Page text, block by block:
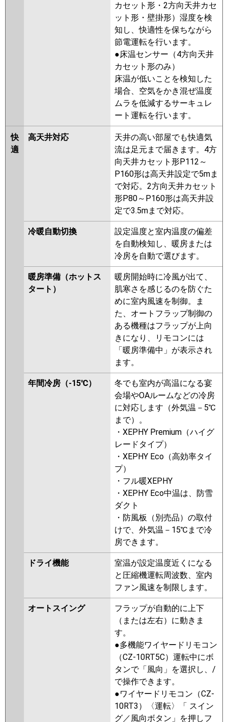
PA-P80T7KNC PA-P80T7KNCX
PA-P80T7KC PA-P80T7HNC PA-
P80T7HNCX PA-P80T7HC
RPHA08031MUB RPSA08033MUB
RCHA08041MUB RCEA08041MUB
RCSA08043MUB RPHA08031MU
RPSA08033MU RCHA08041MU
RCHA08041XU RCEA08041MU
RCEA08041XU RCSA08043MU
RCSA08043XU RPHA08031M
RPSA08033M RCEA08031M
RCEA08031X RPSA08023M
RPHA08021M RCHA08031M
RCHA08031X APSA08057M
APEA08057M APHA08054M-R
ACHA08084X-R ACHA08084M
ACHA08084M-R ACHA08084X
ACEA08037M ACEA08037X
RCSA08033M RCSA08033X
ACEA08087X ACEA08087M
ACSA08087M ACSA08087X
PCZ-HRMP80K5 PCZ-
HRMP80KL5 PCZ-ERMP80KL5
PCZ-ERMP80K5 PCZ-HRMP80K4
PCZ-HRMP80KL4 PCZ-
ERMP80KL4 PCZ-ERMP80K4
PCZ-HRMP80K3 PCZ-
HRMP80KL3 PCZ-ERMP80K3
PCZ-ERMP80KL3 PCZ-
HRMP80H2 PCZ-HRMP80K2
PCZ-HRMP80KL2 PCZ-
ERMP80H2 PCZ-ERMP80K2
PCZ-ERMP80KL2
PCZ-
HRMP80HZ PCZ-HRMP80KZ
PCZ-HRMP80KLZ
PCZ-
ERMP80HZ PCZ-ERMP80KZ
PCZ-ERMP80KLZ
PCZ-
PCZ-HRMP80KLY
PCZ-HRMP80KY PCZ-ERMP80HY
PCZ-ERMP80KLY
PCZ-ERMP80KY
PCZ-HRMP80HV PCZ-HRMP80KV
PCZ-HRMP80KLV
PCZ-
ERMP80HV
PCZ-ERMP80KV
PCZ-ERMP80KLV
PCZ-
ERMP80KR PCZ-ERMP80KLR
RPC-GP80RHN4 RPC-GP80RSH9
RPC-GP80RHN3 RPC-GP80RSH8
RPC-GP80RHN2 RPC-GP80RSH7
RPCK-GP80RHN1 RPC-GP80RHN1
RPCK-GP80RSH5 RPC-GP80RSH6
RPCK-GP80RSH4 RPC-GP80RSH5
RPCK-GP80RHN RPC-GP80RHN
RPCK-GP80RSH3
RPCK-AP80HN6 RPC-AP80HN11
RPCK-GP80RSH2 RPC-GP80RSH3
RPC-GP80RSH2
FDEV805HB5SA FDEK805H5SA
FDESV805H4B
FDEV805H5SA
FDEK805H5S FDEV805H5S
カセット形・2方向天井カセ
ット形・壁掛形）湿度を検
知し、快適性を保ちながら
節電運転を行います。
●床温センサー（4方向天井
カセット形のみ）
床温が低いことを検知した
場合、空気をかき混ぜ温度
ムラを低減するサーキュレ
ート運転を行います。
快
適
高天井対応
天井の高い部屋でも快適気
流は足元まで届きます。4方
向天井カセット形P112～
P160形は高天井設定で5mま
で対応。2方向天井カセット
形P80～P160形は高天井設
定で3.5mまで対応。
冷暖自動切換
設定温度と室内温度の偏差
を自動検知し、暖房または
冷房を自動で選びます。
暖房準備（ホットス
タート）
暖房開始時に冷風が出て、
肌寒さを感じるのを防ぐた
めに室内風速を制御。ま
た、オートフラップ制御の
ある機種はフラップが上向
きになり、リモコンには
「暖房準備中」が表示され
ます。
年間冷房（-15℃）
冬でも室内が高温になる宴
会場やOAルームなどの冷房
に対応します（外気温－5℃
まで）。
・XEPHY Premium（ハイグ
レードタイプ）
・XEPHY Eco（高効率タイ
プ）
・フル暖XEPHY
・XEPHY Eco中温は、防雪
ダクト
・防風板（別売品）の取付
けで、外気温－15℃まで冷
房できます。
ドライ機能
室温が設定温度近くになる
と圧縮機運転周波数、室内
ファン風速を制限します。
オートスイング
フラップが自動的に上下
（または左右）に動きま
す。
●多機能ワイヤードリモコン
（CZ-10RT5C）運転中にボ
タンで「風向」を選択し、/
で操作できます。
●ワイヤードリモコン（CZ-
10RT3）〈運転〉「 スイン
グ／風向ボタン」を押しフ